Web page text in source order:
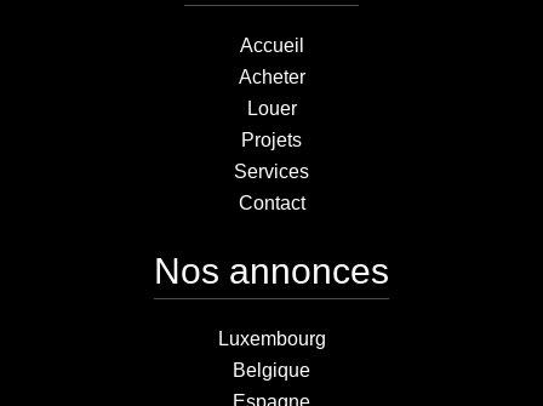
Accueil
Acheter
Louer
Projets
Services
Contact
Nos annonces
Luxembourg
Belgique
Espagne